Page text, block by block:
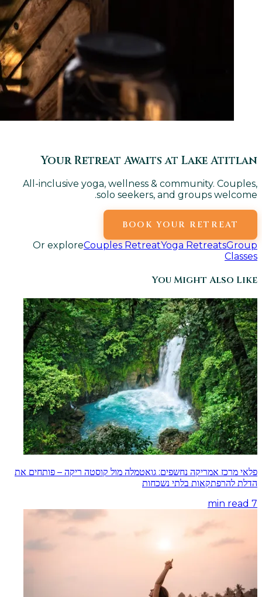
Your Retreat Awaits at Lake Atitlan
All-inclusive yoga, wellness & community. Couples,
solo seekers, and groups welcome.
BOOK YOUR RETREAT
Or exploreCouples RetreatYoga RetreatsGroup
Classes
You Might Also Like
פלאי מרכז אמריקה נחשפים: גואטמלה מול קוסטה ריקה – פותחים את
הדלת להרפתקאות בלתי נשכחות
7